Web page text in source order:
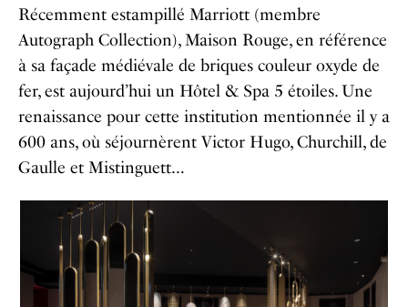
Récemment estampillé Marriott (membre
Autograph Collection), Maison Rouge, en référence
à sa façade médiévale de briques couleur oxyde de
fer, est aujourd’hui un Hôtel & Spa 5 étoiles. Une
renaissance pour cette institution mentionnée il y a
600 ans, où séjournèrent Victor Hugo, Churchill, de
Gaulle et Mistinguett…